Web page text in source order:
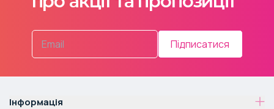
Підписатися
Інформація